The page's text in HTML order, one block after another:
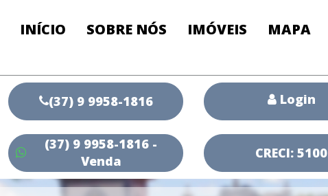
INÍCIO SOBRE NÓS IMÓVEIS MAPA
(37) 9 9958-1816
(37) 9 9958-1816 -
Venda
Login
CRECI: 5100